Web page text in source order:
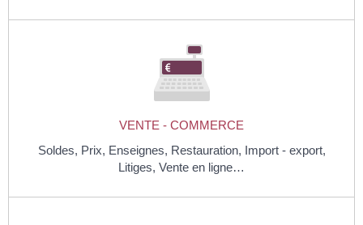
VENTE - COMMERCE
Soldes, Prix, Enseignes, Restauration, Import - export,
Litiges, Vente en ligne…